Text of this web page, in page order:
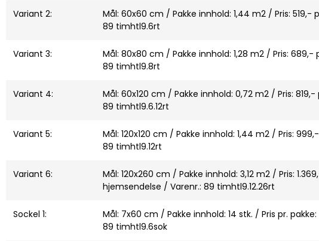
Variant 2:
Mål: 60x60 cm / Pakke innhold: 1,44 m2 / Pris: 519,-
89 timhtl9.6rt
Variant 3:
Mål: 80x80 cm / Pakke innhold: 1,28 m2 / Pris: 689,-
89 timhtl9.8rt
Variant 4:
Mål: 60x120 cm / Pakke innhold: 0,72 m2 / Pris:
89 timhtl9.6.12rt
Variant 5:
Mål: 120x120 cm / Pakke innhold: 1,44 m2 / Pris:
89 timhtl9.12rt
Variant 6:
Mål: 120x260 cm / Pakke innhold: 3,12 m2 / Pris:
hjemsendelse / Varenr.: 89 timhtl9.12.26rt
Sockel 1:
Mål: 7x60 cm / Pakke innhold: 14 stk. / Pris pr. pakke:
89 timhtl9.6sok